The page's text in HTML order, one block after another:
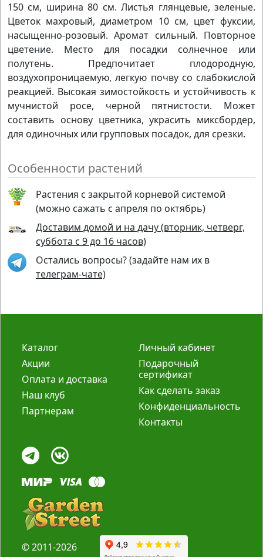
150 см, ширина 80 см. Листья глянцевые, зеленые.
Цветок махровый, диаметром 10 см, цвет фуксии,
насыщенно-розовый. Аромат сильный. Повторное
цветение. Место для посадки солнечное или
полутень. Предпочитает плодородную,
воздухопроницаемую, легкую почву со слабокислой
реакцией. Высокая зимостойкость и устойчивость к
мучнистой росе, черной пятнистости. Может
составить основу цветника, украсить миксбордер,
для одиночных или групповых посадок, для срезки.
Особенности растений
Растения с закрытой корневой системой
(можно сажать с апреля по октябрь)
Доставим домой и на дачу (вторник, четверг,
суббота с 9 до 16 часов)
Остались вопросы? (задайте нам их в
телеграм-чате)
Каталог
Акции
Оплата и доставка
Наш клуб
Партнерам
Личный кабинет
Подарочный
сертификат
Как сделать заказ
Конфиденциальность
Контакты
© 2011-2026